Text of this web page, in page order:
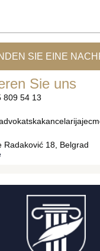
SIE EINE
Sie uns
809 54 13
Radaković 18, Belgrad